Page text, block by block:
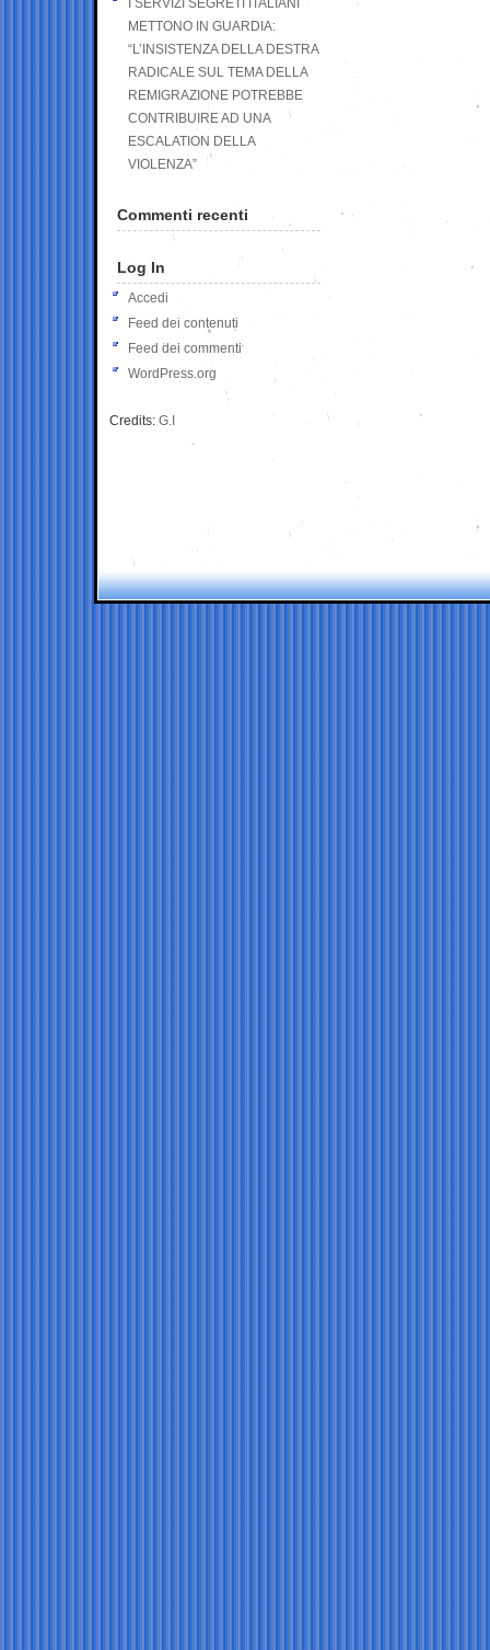
I SERVIZI SEGRETI ITALIANI
METTONO IN GUARDIA:
“L’INSISTENZA DELLA DESTRA
RADICALE SUL TEMA DELLA
REMIGRAZIONE POTREBBE
CONTRIBUIRE AD UNA
ESCALATION DELLA
VIOLENZA”
Commenti recenti
Log In
Accedi
Feed dei contenuti
Feed dei commenti
WordPress.org
Credits: G.I